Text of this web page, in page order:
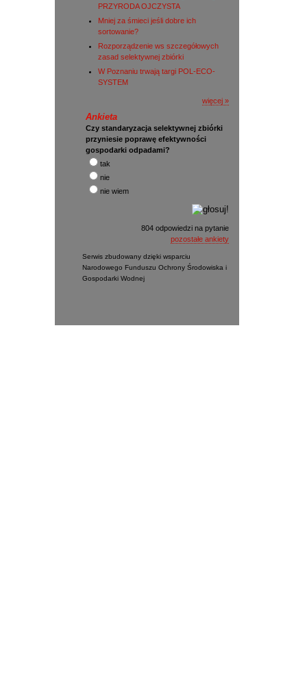
PRZYRODA OJCZYSTA
Mniej za śmieci jeśli dobre ich
sortowanie?
Rozporządzenie ws szczegółowych
zasad selektywnej zbiórki
W Poznaniu trwają targi POL-ECO-
SYSTEM
więcej »
Ankieta
Czy standaryzacja selektywnej zbiórki
przyniesie poprawę efektywności
gospodarki odpadami?
tak
nie
nie wiem
804 odpowiedzi na pytanie
pozostałe ankiety
Serwis zbudowany dzięki wsparciu
Narodowego Funduszu Ochrony Środowiska i
Gospodarki Wodnej